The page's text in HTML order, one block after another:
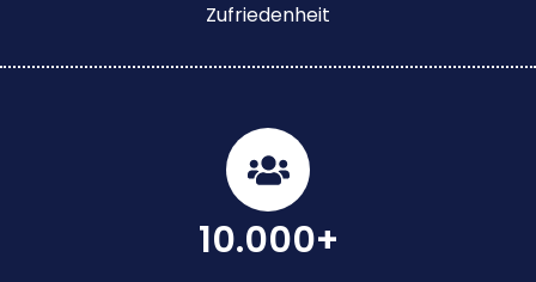
Zufriedenheit
10.000+